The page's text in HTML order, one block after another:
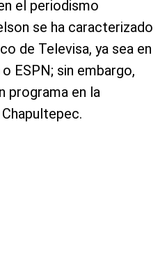
el periodismo
se ha caracterizado
de Televisa, ya sea en
ESPN; sin embargo,
programa en la